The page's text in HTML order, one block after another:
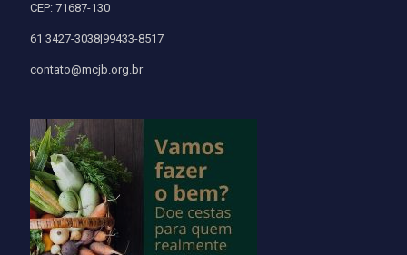
CEP: 71687-130
61 3427-3038|99433-8517
contato@mcjb.org.br